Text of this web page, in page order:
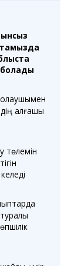
алғашқы
төлемін